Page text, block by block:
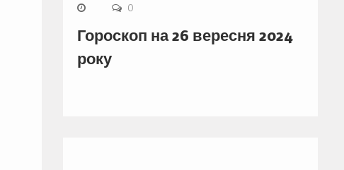
0
Гороскоп на 26 вересня 2024
року